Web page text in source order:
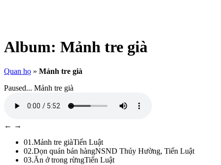
Album: Mảnh tre già
Quan họ » Mảnh tre già
Paused... Mảnh tre già
← →
01.Mảnh tre giàTiến Luật
02.Dọn quán bán hàngNSND Thúy Hường, Tiến Luật
03.Ăn ở trong rừngTiến Luật